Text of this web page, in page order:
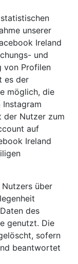
unserer
Ireland
und
von Profilen
es der
möglich, die
der Nutzer zum
auf
Ireland
Nutzers über
des
genutzt. Die
sofern
beantwortet